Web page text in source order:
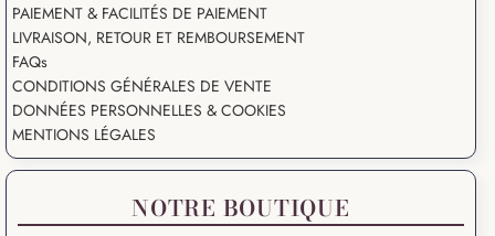
PAIEMENT & FACILITÉS DE PAIEMENT
LIVRAISON, RETOUR ET REMBOURSEMENT
FAQs
CONDITIONS GÉNÉRALES DE VENTE
DONNÉES PERSONNELLES & COOKIES
MENTIONS LÉGALES
NOTRE BOUTIQUE